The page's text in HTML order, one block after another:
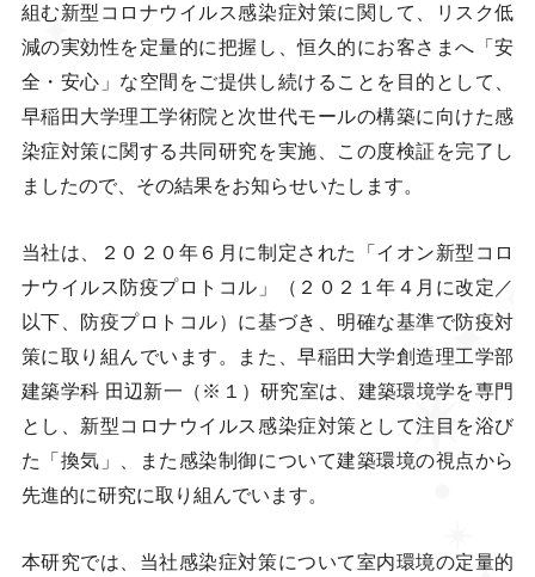
組む新型コロナウイルス感染症対策に関して、リスク低
減の実効性を定量的に把握し、恒久的にお客さまへ「安
全・安心」な空間をご提供し続けることを目的として、
早稲田大学理工学術院と次世代モールの構築に向けた感
染症対策に関する共同研究を実施、この度検証を完了し
ましたので、その結果をお知らせいたします。
当社は、２０２０年６月に制定された「イオン新型コロ
ナウイルス防疫プロトコル」（２０２１年４月に改定／
以下、防疫プロトコル）に基づき、明確な基準で防疫対
策に取り組んでいます。また、早稲田大学創造理工学部
建築学科 田辺新一（※１）研究室は、建築環境学を専門
とし、新型コロナウイルス感染症対策として注目を浴び
た「換気」、また感染制御について建築環境の視点から
先進的に研究に取り組んでいます。
本研究では、当社感染症対策について室内環境の定量的